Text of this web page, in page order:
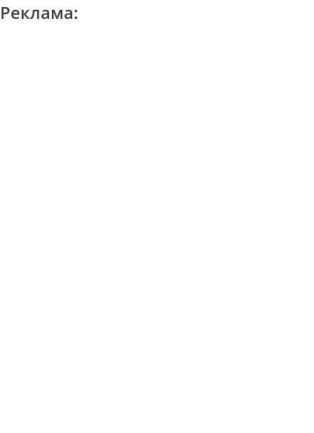
Реклама: